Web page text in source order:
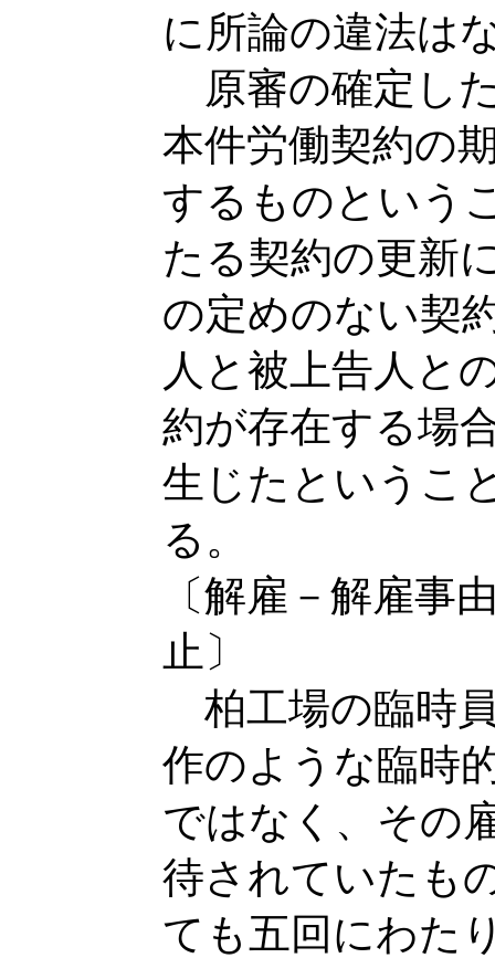
に所論の違法は
原審の確定し
本件労働契約の
するものという
たる契約の更新
の定めのない契
人と被上告人と
約が存在する場
生じたというこ
る。
〔解雇－解雇事
止〕
柏工場の臨時
作のような臨時
ではなく、その
待されていたも
ても五回にわた